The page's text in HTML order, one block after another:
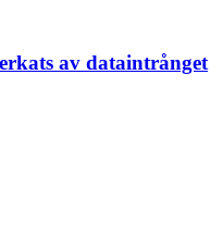
av dataintrånget